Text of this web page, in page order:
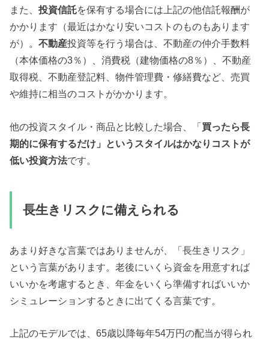
また、投資信託を保有する場合には上記の他信託報酬が
かかります（最近はかなり安いコストのものもあります
が）。不動産投資等を行う場合は、不動産の仲介手数料
（本体価格の3％）、消費税（建物価格の8％）、不動産
取得税、不動産登記料、物件管理費・修繕費など、売買
や維持に相当のコストがかかります。
他の投資スタイル・商品と比較した場合、「買ったら長
期的に保有するだけ」というスタイルはかなりコストが
低い投資方法です。
長生きリスクに備えられる
あまり好きな言葉ではありませんが、「長生きリスク」
という言葉があります。老後にいくら資金を用意すれば
いいかを考慮するとき、年金をいくら準備すればいいか
シミュレーションするときに出てくる言葉です。
上記のモデルでは、65歳以降毎年54万円の配当が得られ